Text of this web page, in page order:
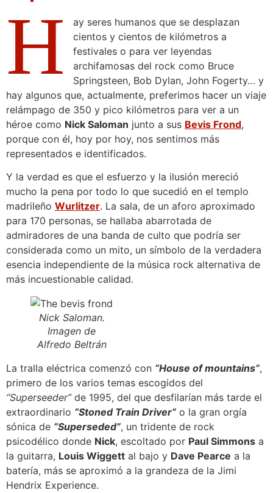
H
ay seres humanos que se desplazan
cientos y cientos de kilómetros a
festivales o para ver leyendas
archifamosas del rock como Bruce
Springsteen, Bob Dylan, John Fogerty… y
hay algunos que, actualmente, preferimos hacer un viaje
relámpago de 350 y pico kilómetros para ver a un
héroe como Nick Saloman junto a sus Bevis Frond,
porque con él, hoy por hoy, nos sentimos más
representados e identificados.
Y la verdad es que el esfuerzo y la ilusión mereció
mucho la pena por todo lo que sucedió en el templo
madrileño Wurlitzer. La sala, de un aforo aproximado
para 170 personas, se hallaba abarrotada de
admiradores de una banda de culto que podría ser
considerada como un mito, un símbolo de la verdadera
esencia independiente de la música rock alternativa de
más incuestionable calidad.
Nick Saloman.
Imagen de
Alfredo Beltrán
La tralla eléctrica comenzó con “House of mountains”,
primero de los varios temas escogidos del
“Superseeder” de 1995, del que desfilarían más tarde el
extraordinario “Stoned Train Driver” o la gran orgía
sónica de “Superseded”, un tridente de rock
psicodélico donde Nick, escoltado por Paul Simmons a
la guitarra, Louis Wiggett al bajo y Dave Pearce a la
batería, más se aproximó a la grandeza de la Jimi
Hendrix Experience.